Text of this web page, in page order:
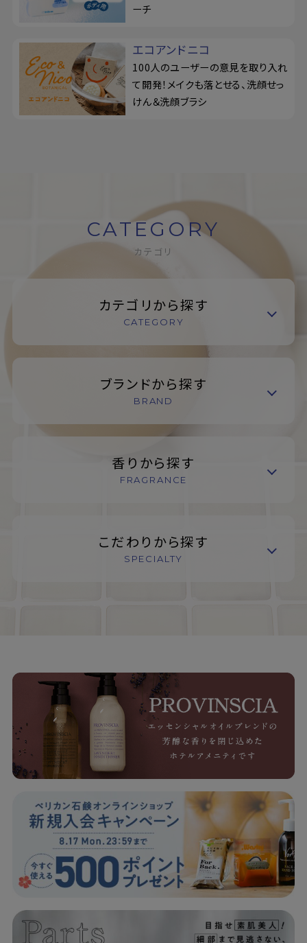
ーチ
エコアンドニコ
100人のユーザーの意見を取り入れ
て開発！メイクも落とせる、洗顔せっ
けん＆洗顔ブラシ
CATEGORY
カテゴリ
カテゴリから探す
CATEGORY
ブランドから探す
BRAND
香りから探す
FRAGRANCE
こだわりから探す
SPECIALTY